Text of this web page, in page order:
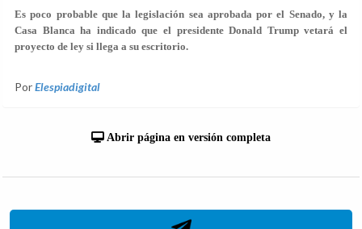
Es poco probable que la legislación sea aprobada por el Senado, y la
Casa Blanca ha indicado que el presidente Donald Trump vetará el
proyecto de ley si llega a su escritorio.
PorElespiadigital
Abrir página en versión completa